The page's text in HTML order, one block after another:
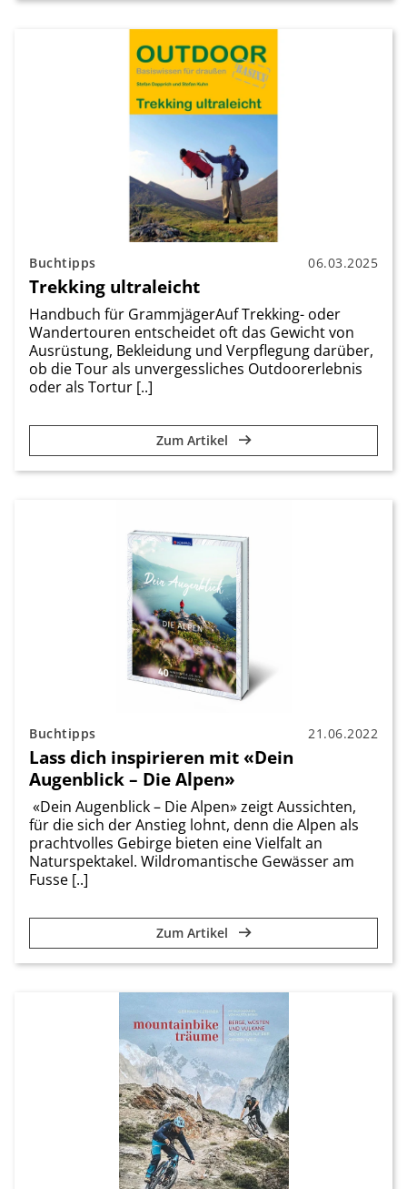
Buchtipps 06.03.2025
Trekking ultraleicht
Handbuch für GrammjägerAuf Trekking- oder
Wandertouren entscheidet oft das Gewicht von
Ausrüstung, Bekleidung und Verpflegung darüber,
ob die Tour als unvergessliches Outdoorerlebnis
oder als Tortur [..]
Zum Artikel
Buchtipps 21.06.2022
Lass dich inspirieren mit «Dein
Augenblick – Die Alpen»
«Dein Augenblick – Die Alpen» zeigt Aussichten,
für die sich der Anstieg lohnt, denn die Alpen als
prachtvolles Gebirge bieten eine Vielfalt an
Naturspektakel. Wildromantische Gewässer am
Fusse [..]
Zum Artikel